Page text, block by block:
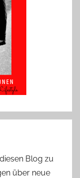
Blog zu
über neue